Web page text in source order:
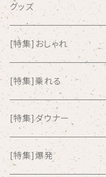
airlie
AKUTAGAWA FANCLUB
ALKASILKA
all about paradise
ALL ITEM 10 TIMES
グッズ
[特集]おしゃれ
[特集]乗れる
[特集]ダウナー
[特集]爆発